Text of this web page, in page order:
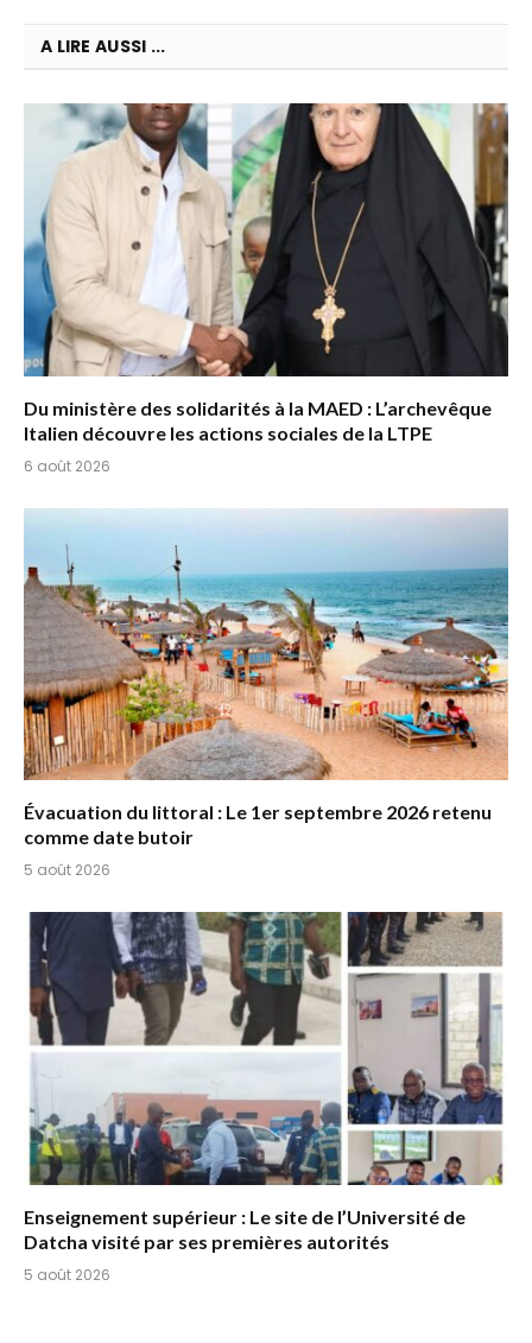
A LIRE AUSSI ...
Du ministère des solidarités à la MAED : L’archevêque
Italien découvre les actions sociales de la LTPE
6 août 2026
Évacuation du littoral : Le 1er septembre 2026 retenu
comme date butoir
5 août 2026
Enseignement supérieur : Le site de l’Université de
Datcha visité par ses premières autorités
5 août 2026